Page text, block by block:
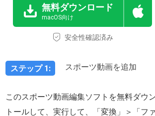
無料ダウンロード
macOS向け
安全性確認済み
ステップ 1: スポーツ動画を追加
このスポーツ動画編集ソフトを無料ダウ
トールして、実行して、「変換」＞「フ